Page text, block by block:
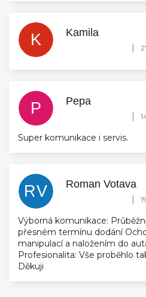
K Kamila
Hodnocení |
P Pepa
Hodnocení |
Super komunikace i servis.
RV Roman Votava
Hodnocení |
Výborná komunikace:
přesném termínu dodání
manipulací a naložením do
Profesionalita: Vše proběhlo
Děkuji